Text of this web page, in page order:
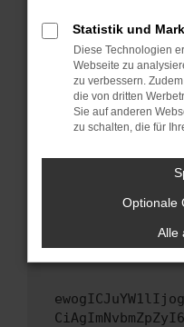
Betriebssystem
sind.
Veraltete
Sicherheitsrisiko,
führen, dass
unterstützt werden.
Wende dich an
Wenn du alle
hast, kontaktiere
versuchen, das
uns diesen Text
Statistik und
Diese Technologien
Webseite zu
zu verbessern.
die von dritten
Sie auf anderen
zu schalten, die für
Optionale
Alle